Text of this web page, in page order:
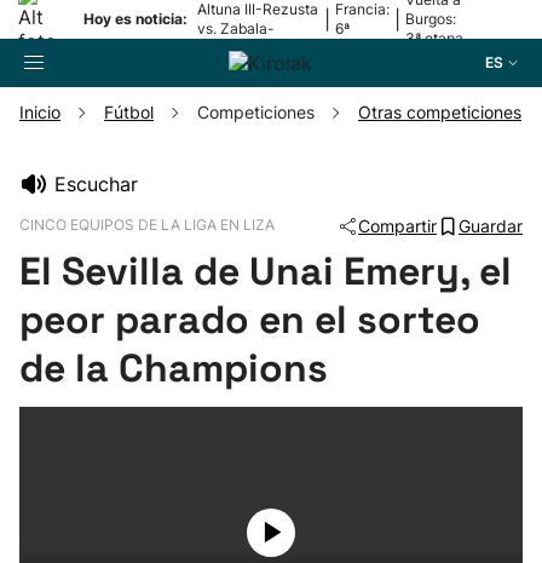
Hoy es noticia:
Altuna III-Rezusta
vs. Zabala-
Zabaleta
Francia:
6ª
Burgos:
3ª etapa
ES
Pelota
Remo
Inicio Fútbol Competiciones Otras competiciones
Escuchar
CINCO EQUIPOS DE LA LIGA EN LIZA Compartir Guardar
El Sevilla de Unai Emery, el
peor parado en el sorteo
de la Champions